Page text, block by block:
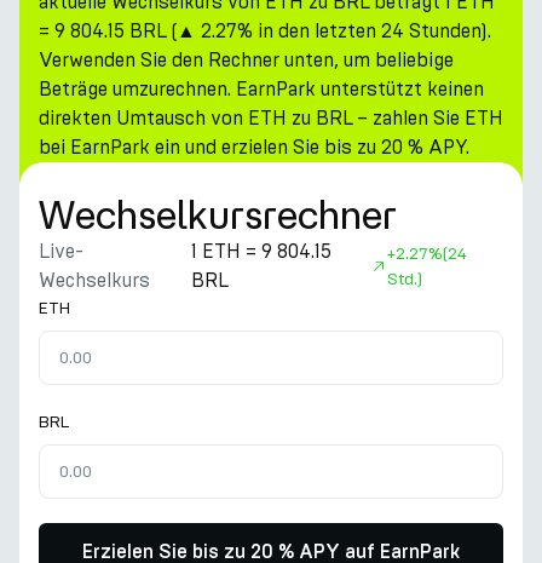
= 9 804.15 BRL (▲ 2.27% in den letzten 24 Stunden).
Verwenden Sie den Rechner unten, um beliebige
Beträge umzurechnen. EarnPark unterstützt keinen
direkten Umtausch von ETH zu BRL – zahlen Sie ETH
bei EarnPark ein und erzielen Sie bis zu 20 % APY.
Wechselkursrechner
Live-
Wechselkurs
1 ETH = 9 804.15
BRL
+2.27%(24
Std.)
ETH
BRL
Erzielen Sie bis zu 20 % APY auf EarnPark